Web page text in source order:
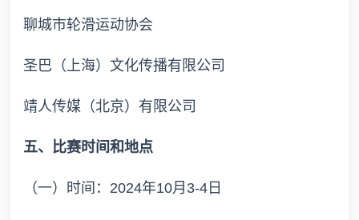
聊城市轮滑运动协会
圣巴（上海）文化传播有限公司
靖人传媒（北京）有限公司
五、比赛时间和地点
（一）时间：2024年10月3-4日